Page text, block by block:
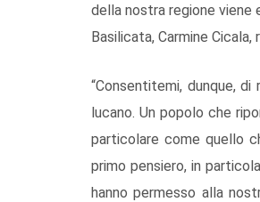
della nostra regione viene
Basilicata, Carmine
“Consentitemi, dunque,
lucano. Un popolo che
particolare come quello
primo pensiero, in
hanno permesso alla